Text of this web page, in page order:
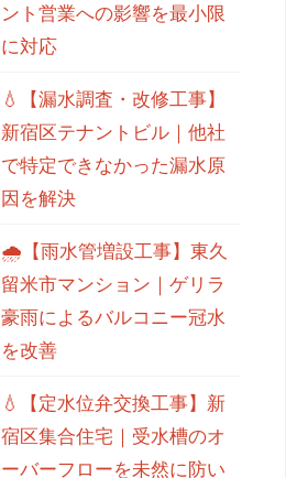
ント営業への影響を最小限
に対応
💧【漏水調査・改修工事】
新宿区テナントビル｜他社
で特定できなかった漏水原
因を解決
🌧【雨水管増設工事】東久
留米市マンション｜ゲリラ
豪雨によるバルコニー冠水
を改善
💧【定水位弁交換工事】新
宿区集合住宅｜受水槽のオ
ーバーフローを未然に防い